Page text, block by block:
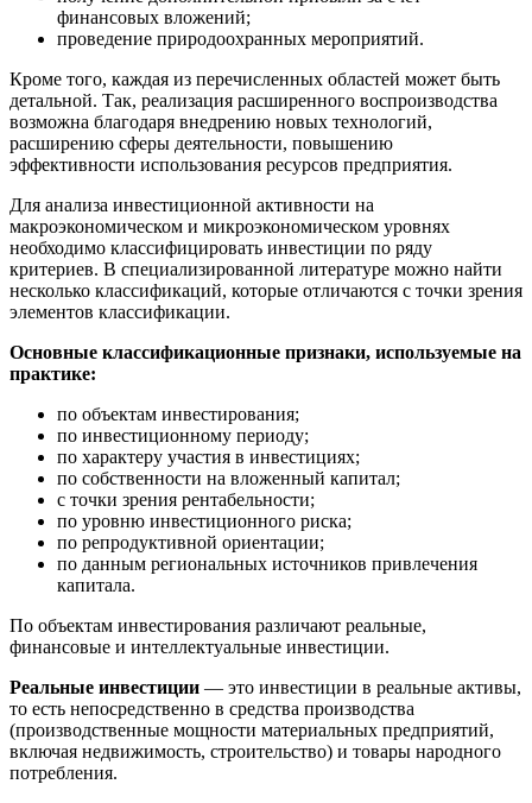
финансовых вложений;
проведение природоохранных мероприятий.
Кроме того, каждая из перечисленных областей может быть
детальной. Так, реализация расширенного воспроизводства
возможна благодаря внедрению новых технологий,
расширению сферы деятельности, повышению
эффективности использования ресурсов предприятия.
Для анализа инвестиционной активности на
макроэкономическом и микроэкономическом уровнях
необходимо классифицировать инвестиции по ряду
критериев. В специализированной литературе можно найти
несколько классификаций, которые отличаются с точки зрения
элементов классификации.
Основные классификационные признаки, используемые на
практике:
по объектам инвестирования;
по инвестиционному периоду;
по характеру участия в инвестициях;
по собственности на вложенный капитал;
с точки зрения рентабельности;
по уровню инвестиционного риска;
по репродуктивной ориентации;
по данным региональных источников привлечения
капитала.
По объектам инвестирования различают реальные,
финансовые и интеллектуальные инвестиции.
Реальные инвестиции — это инвестиции в реальные активы,
то есть непосредственно в средства производства
(производственные мощности материальных предприятий,
включая недвижимость, строительство) и товары народного
потребления.